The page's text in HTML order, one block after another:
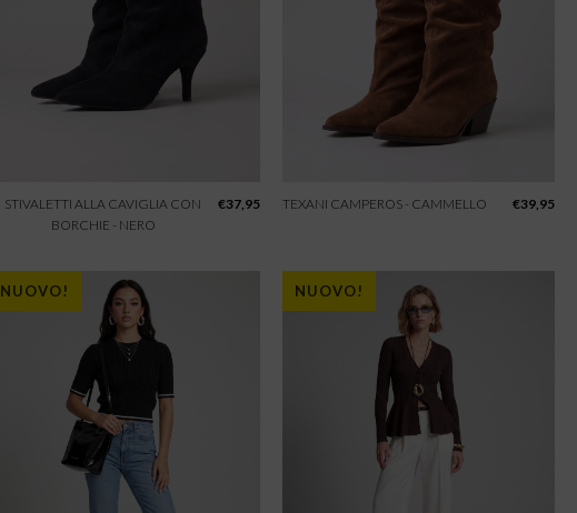
STIVALETTI ALLA CAVIGLIA CON
BORCHIE - NERO
€37,95 TEXANI CAMPEROS - CAMMELLO €39,95
NUOVO! NUOVO!